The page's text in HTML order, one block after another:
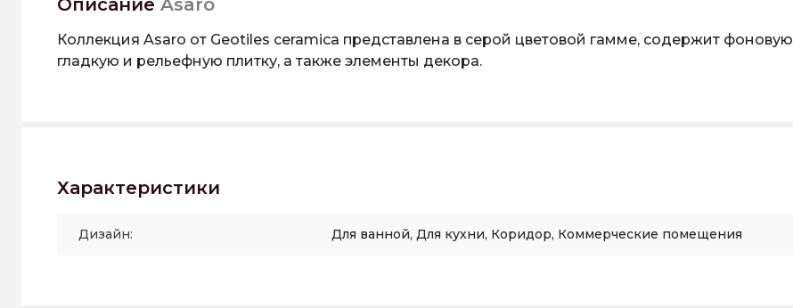
Коллекция Asaro от Geotiles ceramica представлена в серой цветовой гамме, содержит фоновую
гладкую и рельефную плитку, а также элементы декора.
Характеристики
Дизайн: Для ванной, Для кухни, Коридор, Коммерческие помещения